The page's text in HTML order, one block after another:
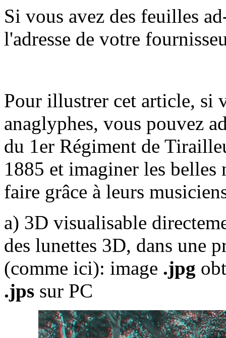
Si vous avez des feuilles
l'adresse de votre
Pour illustrer cet article, si
anaglyphes, vous pouvez
du 1er Régiment de
1885 et imaginer les
faire grâce à leurs
a) 3D visualisable
des lunettes 3D, dans une
(comme ici): image .jpg
.jps sur PC